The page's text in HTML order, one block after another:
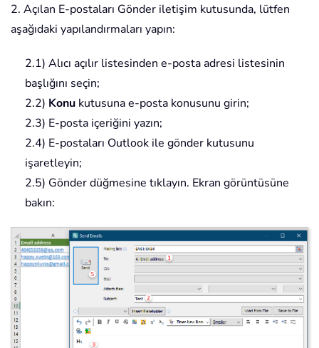
2. Açılan E-postaları Gönder iletişim kutusunda, lütfen
aşağıdaki yapılandırmaları yapın:
2.1) Alıcı açılır listesinden e-posta adresi listesinin
başlığını seçin;
2.2) Konu kutusuna e-posta konusunu girin;
2.3) E-posta içeriğini yazın;
2.4) E-postaları Outlook ile gönder kutusunu
işaretleyin;
2.5) Gönder düğmesine tıklayın. Ekran görüntüsüne
bakın: